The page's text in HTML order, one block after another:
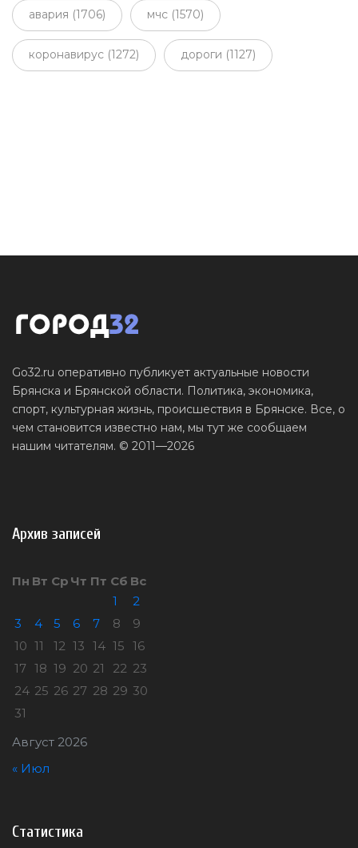
авария (1706) мчс (1570)
коронавирус (1272) дороги (1127)
Go32.ru оперативно публикует актуальные новости
Брянска и Брянской области. Политика, экономика,
спорт, культурная жизнь, происшествия в Брянске. Все, о
чем становится известно нам, мы тут же сообщаем
нашим читателям. © 2011—2026
Архив записей
Август 2026
Пн Вт Ср Чт Пт Сб Вс
1
2
3
4 5 6 7 8
9
10 11 12 13 14 15 16
17 18 19 20 21 22 23
24 25 26 27 28 29 30
31
« Июл
Статистика